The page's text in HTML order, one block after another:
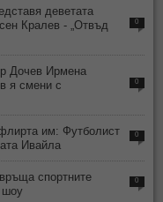
деветата
Кралев - „Отвъд
0
Дочев Ирмена
я смени с
0
им: Футболист
Ивайла
0
спортните
шоу
0